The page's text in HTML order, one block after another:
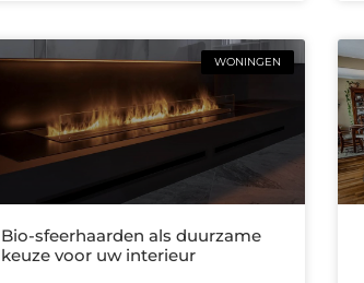
WONINGEN
Bio-sfeerhaarden als duurzame
keuze voor uw interieur